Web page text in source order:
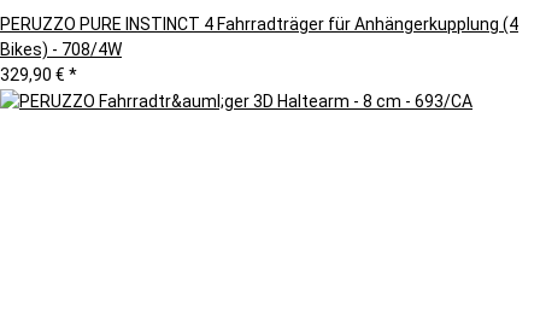
PERUZZO PURE INSTINCT 4 Fahrradträger für Anhängerkupplung (4
Bikes) - 708/4W
329,90 € *